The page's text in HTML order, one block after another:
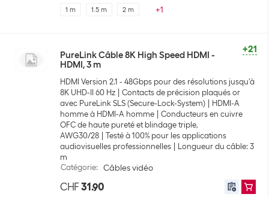
1 m 1.5 m 2 m +1
+21
PureLink Câble 8K High Speed HDMI -
HDMI, 3 m
HDMI Version 2.1 - 48Gbps pour des résolutions jusqu'à
8K UHD-II 60 Hz
Contacts de précision plaqués or
avec PureLink SLS (Secure-Lock-System)
HDMI-A
homme à HDMI-A homme
Conducteurs en cuivre
OFC de haute pureté et blindage triple,
AWG30/28
Testé à 100% pour les applications
audiovisuelles professionnelles
Longueur du câble: 3
m
Catégorie: Câbles vidéo
CHF 31.90